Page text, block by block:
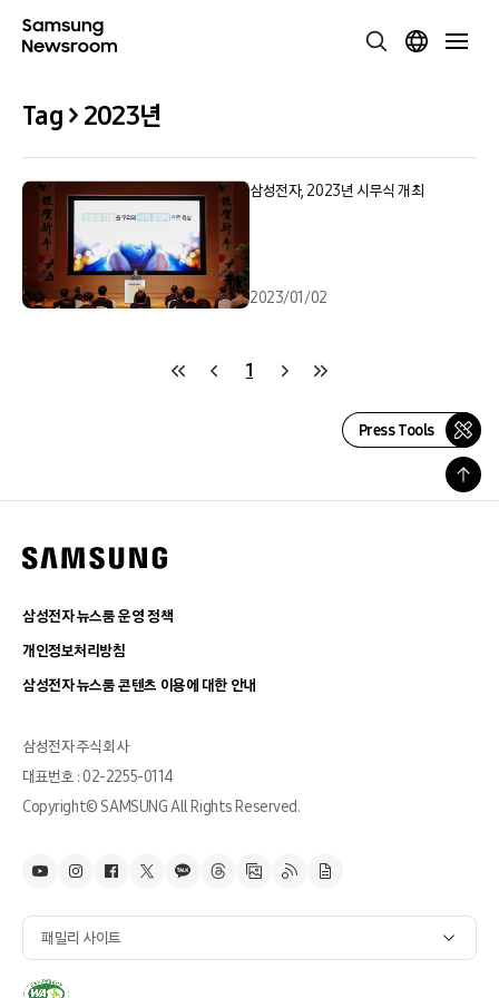
Tag > 2023년
삼성전자, 2023년 시무식 개최
2023/01/02
1
Press Tools
삼성전자 뉴스룸 운영 정책
개인정보처리방침
삼성전자 뉴스룸 콘텐츠 이용에 대한 안내
삼성전자 주식회사
대표번호 : 02-2255-0114
Copyright© SAMSUNG All Rights Reserved.
패밀리 사이트